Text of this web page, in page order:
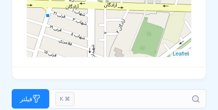
Leaflet
⌘ K فیلتر